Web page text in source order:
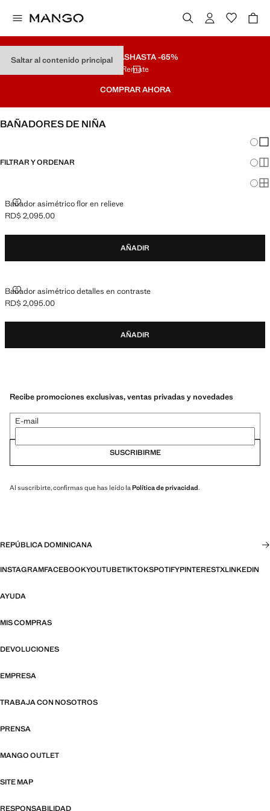
Saltar al contenido principal
REBAJASHASTA -65%
Remate
COMPRAR AHORA
BAÑADORES DE NIÑA
FILTRAR Y ORDENAR
Bañador asimétrico flor en relieve
BAÑADOR ASIMÉTRICO FLOR EN RELIEVE
Precio actual [RD$ 2,095.00 ]
RD$ 2,095.00
AÑADIR
Bañador asimétrico detalles en contraste
BAÑADOR ASIMÉTRICO DETALLES EN CONTRASTE
Precio actual [RD$ 2,095.00 ]
RD$ 2,095.00
AÑADIR
Recibe promociones exclusivas, ventas privadas y novedades
E-mail
SUSCRIBIRME
Al suscribirte, confirmas que has leído la Política de privacidad.
REPÚBLICA DOMINICANA
INSTAGRAMFACEBOOKYOUTUBETIKTOKSPOTIFYPINTERESTXLINKEDIN
AYUDA
MIS COMPRAS
DEVOLUCIONES
EMPRESA
TRABAJA CON NOSOTROS
PRENSA
MANGO OUTLET
SITE MAP
RESPONSABILIDAD